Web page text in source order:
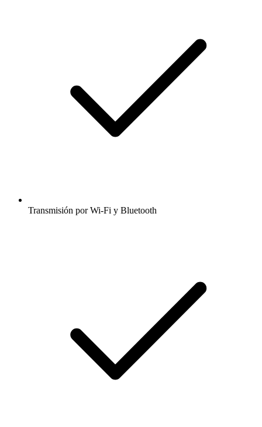
Transmisión por Wi-Fi y Bluetooth